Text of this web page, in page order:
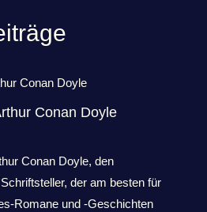
Conan Doyle
Conan Doyle, den
der am besten für
Romane und -Geschichten